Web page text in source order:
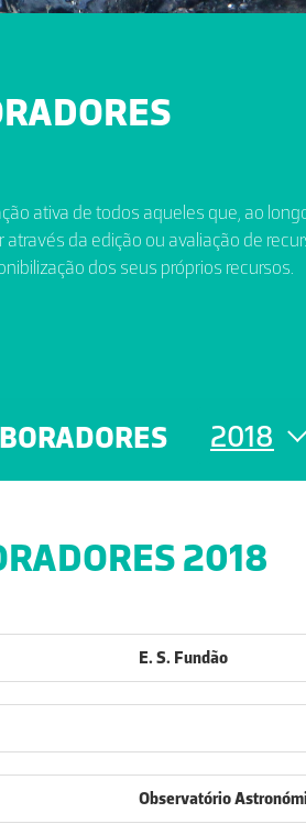
ativa de todos aqueles que, ao
da edição ou avaliação de
dos seus próprios recursos.
2018
2018
E. S. Fundão
Observatório